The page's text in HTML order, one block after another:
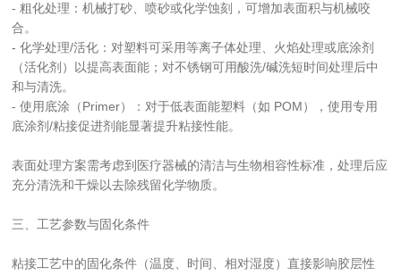
- 粗化处理：机械打砂、喷砂或化学蚀刻，可增加表面积与机械咬
合。
- 化学处理/活化：对塑料可采用等离子体处理、火焰处理或底涂剂
（活化剂）以提高表面能；对不锈钢可用酸洗/碱洗短时间处理后中
和与清洗。
- 使用底涂（Primer）：对于低表面能塑料（如 POM），使用专用
底涂剂/粘接促进剂能显著提升粘接性能。
表面处理方案需考虑到医疗器械的清洁与生物相容性标准，处理后应
充分清洗和干燥以去除残留化学物质。
三、工艺参数与固化条件
粘接工艺中的固化条件（温度、时间、相对湿度）直接影响胶层性